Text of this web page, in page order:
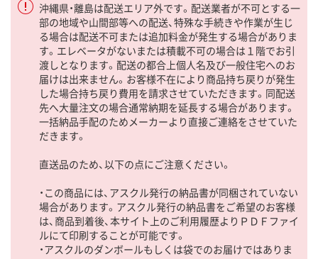
沖縄県・離島は配送エリア外です。配送業者が不可とする一
部の地域や山間部等への配送、特殊な手続きや作業が生じ
る場合は配送不可または追加料金が発生する場合がありま
す。エレベータがないまたは積載不可の場合は１階でお引
渡しとなります。配送の都合上個人名及び一般住宅へのお
届けは出来ません。お客様不在により商品持ち戻りが発生
した場合持ち戻り費用を請求させていただきます。同配送
先へ大量注文の場合通常納期を延長する場合があります。
一括納品手配のためメーカーより直接ご連絡をさせていた
だきます。
直送品のため、以下の点にご注意ください。
・この商品には、アスクル発行の納品書が同梱されていない
場合があります。アスクル発行の納品書をご希望のお客様
は、商品到着後、本サイト上のご利用履歴よりＰＤＦファイ
ルにて印刷することが可能です。
・アスクルのダンボールもしくは袋でのお届けではありま